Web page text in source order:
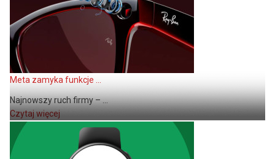
Meta zamyka funkcje ...
Najnowszy ruch firmy – ...
Czytaj więcej